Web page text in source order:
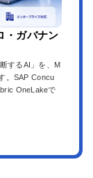
・ガバナン
するAI」を、M
。SAP Concu
OneLakeで